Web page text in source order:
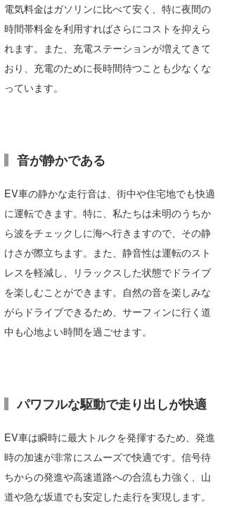
電気料金はガソリンに比べて安く、特に夜間の
時間帯料金を利用すればさらにコストを抑えら
れます。また、充電ステーションが増えてきて
おり、充電のために長時間待つことも少なくな
っています。
音が静かである
EV車の静かな走行音は、街中や住宅地でも快適
に運転できます。特に、私たちは未明のうちか
ら波をチェックしに海へ行きますので、その静
けさが際立ちます。また、静音性は運転のスト
レスを軽減し、リラックスした状態でドライブ
を楽しむことができます。自然の音を楽しみな
がらドライブできるため、サーフィンに行く道
中も心地よい時間を過ごせます。
パワフルな駆動で走り出しが快適
EV車は瞬時に最大トルクを発揮するため、発進
時の加速が非常にスムーズで快適です。信号待
ちからの発進や高速道路への合流も力強く、山
道や急な坂道でも安定した走行を実現します。
小川予報士
上田純子
上條将美
ゴン
米山予報士
wanda
予報士 hiro.
banpaku
chappy